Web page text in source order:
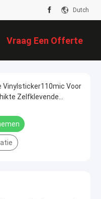
Dutch
Vraag Een Offerte
Aan
Vinylsticker110mic Voor
Zelfklevende